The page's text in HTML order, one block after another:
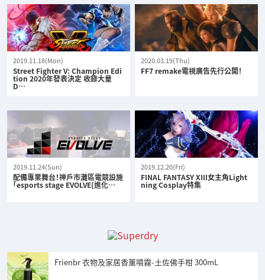
2019.11.18(Mon)
Street Fighter V: Champion Edi
tion 2020年發表決定 收錄大量
D…
2020.03.19(Thu)
FF7 remake電視廣告先行公開！
2019.11.24(Sun)
配備專業舞台！神戶市灘區電競設施
「esports stage EVOLVE(進化…
2019.12.20(Fri)
FINAL FANTASY XIII女主角Light
ning Cosplay特集
Frienbr 衣物及家居香薰噴霧-土佐佛手柑 300mL